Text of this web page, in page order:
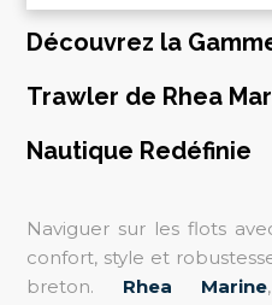
Découvrez la
Trawler de Rhea
Nautique Redéfinie
Naviguer sur les flots
confort, style et
breton. Rhea Marine